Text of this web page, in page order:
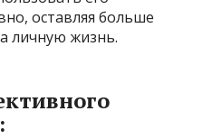
оставляя больше
личную жизнь.